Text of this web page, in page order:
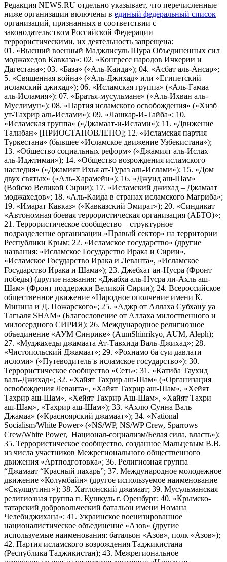
Редакция NEWS.RU отдельно указывает, что перечисленные
ниже организации включены в единый федеральный список
организаций, признанных в соответствии с
законодательством Российской Федерации
террористическими, их деятельность запрещена:
01. «Высший военный Маджлисуль Шура Объединенных сил
моджахедов Кавказа»; 02. «Конгресс народов Ичкерии и
Дагестана»; 03. «База» («Аль-Каида»); 04. «Асбат аль-Ансар»;
5. «Священная война» («Аль-Джихад» или «Египетский
исламский джихад»); 06. «Исламская группа» («Аль-Гамаа
аль-Исламия»); 07. «Братья-мусульмане» («Аль-Ихван аль-
Муслимун»); 08. «Партия исламского освобождения» («Хизб
ут-Тахрир аль-Ислами»); 09. «Лашкар-И-Тайба»; 10.
«Исламская группа» («Джамаат-и-Ислами»); 11. «Движение
Талибан» [ПРИОСТАНОВЛЕНО]; 12. «Исламская партия
Туркестана» (бывшее «Исламское движение Узбекистана»);
13. «Общество социальных реформ» («Джамият аль-Ислах
аль-Иджтимаи»); 14. «Общество возрождения исламского
наследия» («Джамият Ихья ат-Тураз аль-Ислами»); 15. «Дом
двух святых» («Аль-Харамейн»); 16. «Джунд аш-Шам»
(Войско Великой Сирии); 17. «Исламский джихад – Джамаат
моджахедов»; 18. «Аль-Каида в странах исламского Магриба»;
19. «Имарат Кавказ» («Кавказский Эмират»); 20. «Синдикат
«Автономная боевая террористическая организация (АБТО)»;
21. Террористическое сообщество – структурное
подразделение организации «Правый сектор» на территории
Республики Крым; 22. «Исламское государство» (другие
названия: «Исламское Государство Ирака и Сирии»,
«Исламское Государство Ирака и Леванта», «Исламское
Государство Ирака и Шама»); 23. Джебхат ан-Нусра (Фронт
победы) (другие названия: «Джабха аль-Нусра ли-Ахль аш-
Шам» (Фронт поддержки Великой Сирии); 24. Всероссийское
общественное движение «Народное ополчение имени К.
Минина и Д. Пожарского»; 25. «Аджр от Аллаха Субхану уа
Тагьаля SHAM» (Благословение от Аллаха милоственного и
милосердного СИРИЯ); 26. Международное религиозное
объединение «АУМ Синрике» (AumShinrikyo, AUM, Aleph);
27. «Муджахеды джамаата Ат-Тавхида Валь-Джихад»; 28.
«Чистопольский Джамаат»; 29. «Рохнамо ба суи давлати
исломи» («Путеводитель в исламское государство»); 30.
Террористическое сообщество «Сеть»; 31. «Катиба Таухид
валь-Джихад»; 32. «Хайят Тахрир аш-Шам» («Организация
освобождения Леванта», «Хайят Тахрир аш-Шам», «Хейят
Тахрир аш-Шам», «Хейят Тахрир Аш-Шам», «Хайят Тахри
аш-Шам», «Тахрир аш-Шам»); 33. «Ахлю Сунна Валь
Джамаа» («Красноярский джамаат»); 34. «National
Socialism/White Power» («NS/WP, NS/WP Crew, Sparrows
Crew/White Power, Национал-социализм/Белая сила, власть»);
35. Террористическое сообщество, созданное Мальцевым В.В.
из числа участников Межрегионального общественного
движения «Артподготовка»; 36. Религиозная группа
“Джамаат “Красный пахарь”; 37. Международное молодежное
движение «Колумбайн» (другое используемое наименование
«Скулшутинг»); 38. Хатлонский джамаат; 39. Мусульманская
религиозная группа п. Кушкуль г. Оренбург; 40. «Крымско-
татарский добровольческий батальон имени Номана
Челебиджихана»; 41. Украинское военизированное
националистическое объединение «Азов» (другие
используемые наименования: батальон «Азов», полк «Азов»);
42. Партия исламского возрождения Таджикистана
(Республика Таджикистан); 43. Межрегиональное